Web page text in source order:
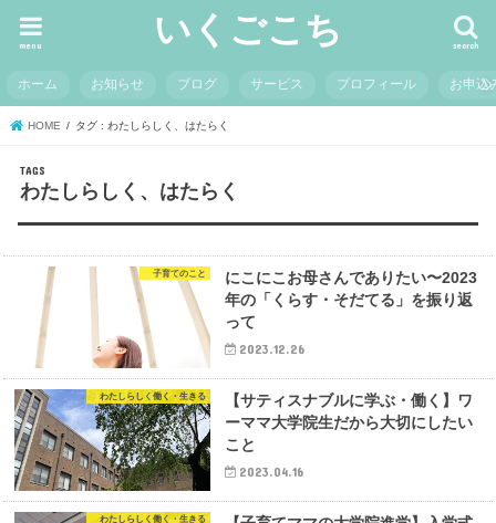
いくごこち search
menu
ホーム お知らせ ブログ サービス プロフィール お申込
HOME タグ : わたしらしく、はたらく
わたしらしく、はたらく
子育てのこと
にこにこお母さんでありたい〜2023
年の「くらす・そだてる」を振り返
って
2023.12.26
わたしらしく働く・生きる
【サティスナブルに学ぶ・働く】ワ
ーママ大学院生だから大切にしたい
こと
2023.04.16
わたしらしく働く・生きる